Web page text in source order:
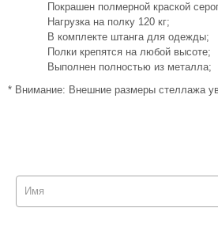
Покрашен полмерной краской
Нагрузка на полку 120 кг;
В комплекте штанга для одежды;
Полки крепятся на любой высоте;
Выполнен полностью из металла;
* Внимание: Внешние размеры стеллажа